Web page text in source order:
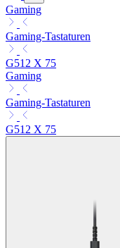
Gaming
Gaming-Tastaturen
G512 X 75
Gaming
Gaming-Tastaturen
G512 X 75